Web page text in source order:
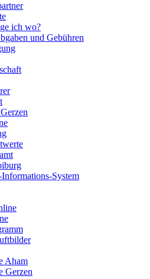
ich wo?
und Gebühren
System
Aham
Gerzen